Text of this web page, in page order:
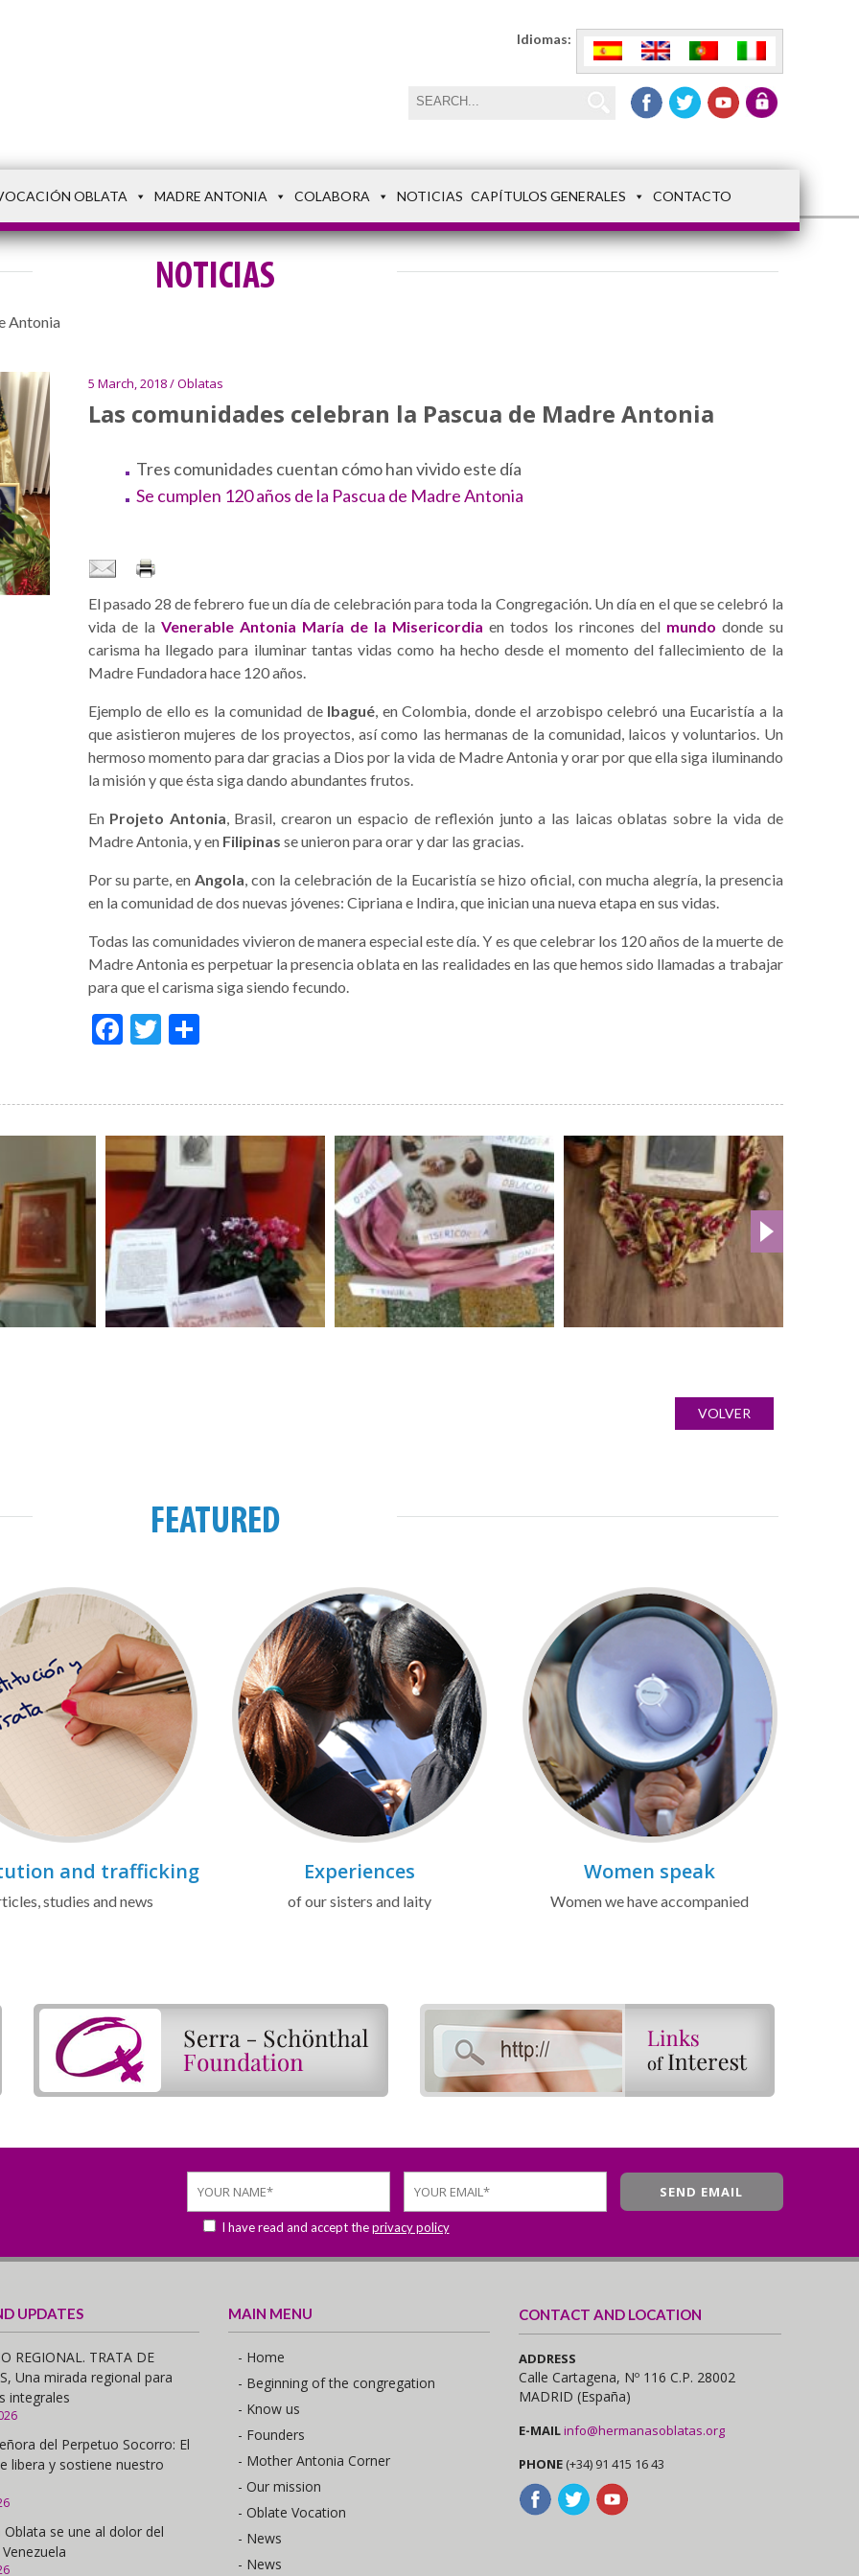
Idiomas:
OBLATA MADRE ANTONIA COLABORA NOTICIAS CAPÍTULOS GENERALES CONTACTO
NOTICIAS
Antonia
5 March, 2018 / Oblatas
Las comunidades celebran la Pascua de Madre Antonia
Tres comunidades cuentan cómo han vivido este día
Se cumplen 120 años de la Pascua de Madre Antonia
El pasado 28 de febrero fue un día de celebración para toda la Congregación. Un día en el que se celebró la
vida de la Venerable Antonia María de la Misericordia en todos los rincones del mundo donde su
carisma ha llegado para iluminar tantas vidas como ha hecho desde el momento del fallecimiento de la
Madre Fundadora hace 120 años.
Ejemplo de ello es la comunidad de Ibagué, en Colombia, donde el arzobispo celebró una Eucaristía a la
que asistieron mujeres de los proyectos, así como las hermanas de la comunidad, laicos y voluntarios. Un
hermoso momento para dar gracias a Dios por la vida de Madre Antonia y orar por que ella siga iluminando
la misión y que ésta siga dando abundantes frutos.
En Projeto Antonia, Brasil, crearon un espacio de reflexión junto a las laicas oblatas sobre la vida de
Madre Antonia, y en Filipinas se unieron para orar y dar las gracias.
Por su parte, enAngola, con la celebración de la Eucaristía se hizo oficial, con mucha alegría, la presencia
en la comunidad de dos nuevas jóvenes: Cipriana e Indira, que inician una nueva etapa en sus vidas.
Todas las comunidades vivieron de manera especial este día. Y es que celebrar los 120 años de la muerte de
Madre Antonia es perpetuar la presencia oblata en las realidades en las que hemos sido llamadas a trabajar
para que el carisma siga siendo fecundo.
Facebook
Twitter
Share
VOLVER
FEATURED
and trafficking
studies and news
Experiences
of our sisters and laity
Women speak
Women we have accompanied
I have read and accept theprivacy policy
UPDATES
REGIONAL. TRATA DE
Una mirada regional para
integrales
del Perpetuo Socorro: El
libera y sostiene nuestro
Oblata se une al dolor del
MAIN MENU
- Home
- Beginning of the congregation
- Know us
- Founders
- Mother Antonia Corner
- Our mission
- Oblate Vocation
- News
- News
CONTACT AND LOCATION
ADDRESS
Calle Cartagena, Nº 116 C.P. 28002
MADRID (España)
E-MAILinfo@hermanasoblatas.org
PHONE (+34) 91 415 16 43